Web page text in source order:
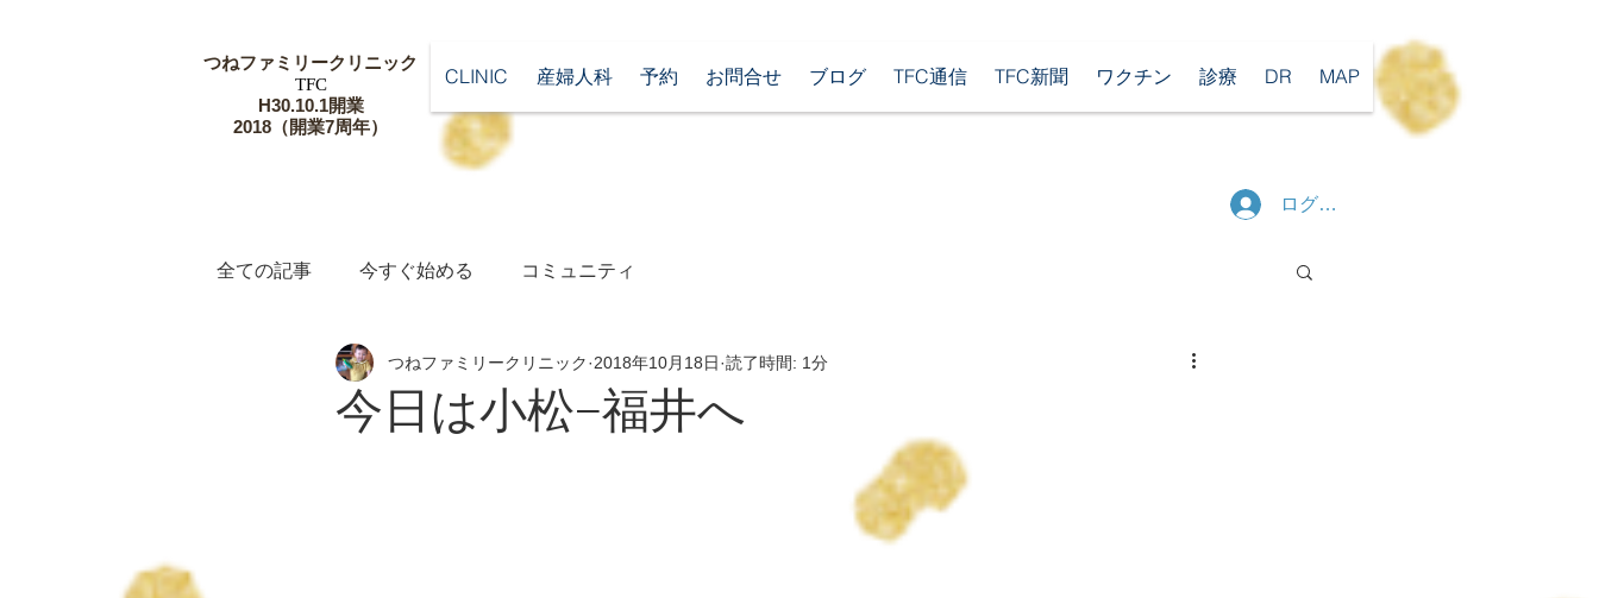
つねファミリークリニック
​TFC
​H30.10.1開業
​2018（開業7周年）
CLINIC 産婦人科 予約 お問合せ ブログ TFC通信 TFC新聞 ワクチン 診療 DR MAP
ログイン
全ての記事 今すぐ始める コミュニティ
今日は小松−福井へ
つねファミリークリニック 2018年10月18日 読了時間: 1分